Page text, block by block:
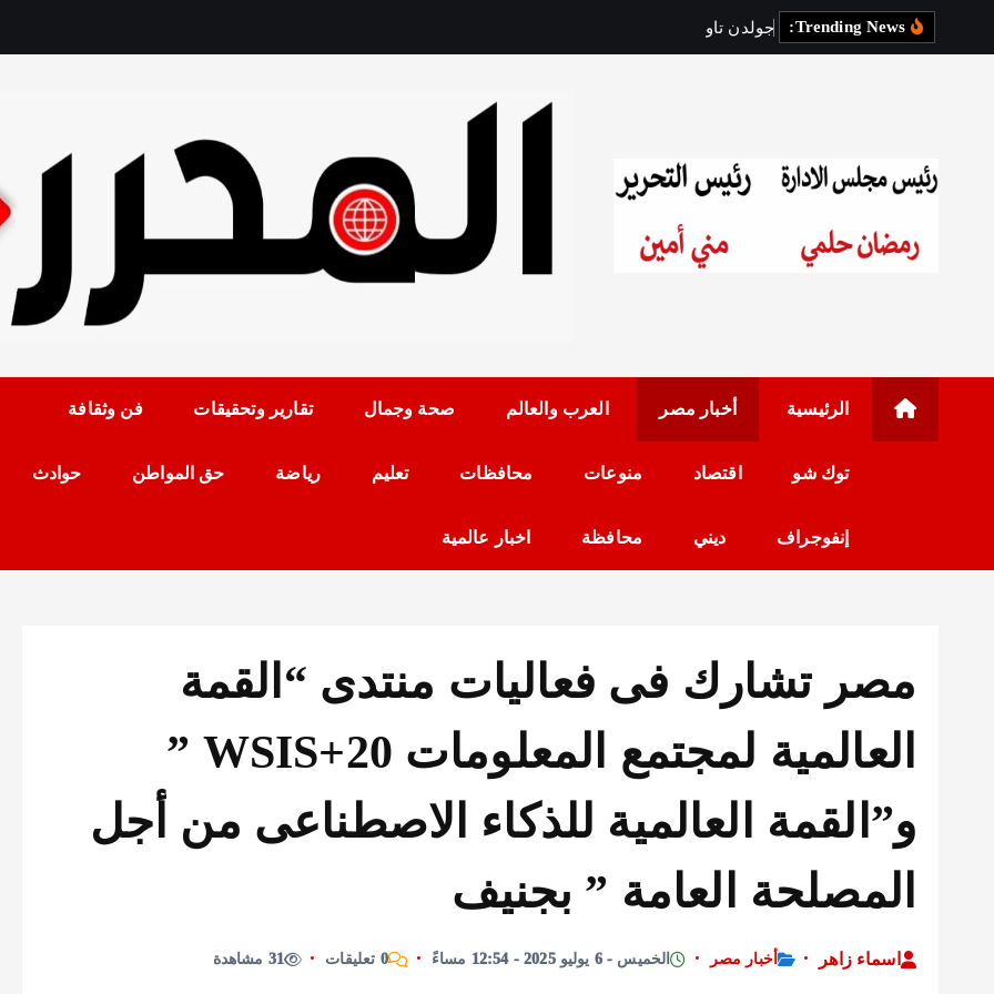
م
جولدن تاو
رئيس مجلس الإدارة: رمضان حلمي رئيس
الرئيسية أخبار مصر العرب والعالم صحة وجمال تقارير وتحقيقات فن وثقافة
توك شو اقتصاد منوعات محافظات تعليم رياضة حق المواطن حوادث
إنفوجراف ديني محافظة اخبار عالمية
مصر تشارك فى فعاليات منتدى “القمة
العالمية لمجتمع المعلومات WSIS+20 ”
و”القمة العالمية للذكاء الاصطناعى من أجل
المصلحة العامة ” بجنيف
اسماء زاهر أخبار مصر الخميس - 6 يوليو 2025 - 12:54 مساءً 0 تعليقات 31 مشاهدة